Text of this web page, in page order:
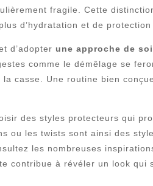
fragile. Cette
d’hydratation et de protection
d’adopter une approche de
comme le démêlage se
casse. Une routine bien
des styles protecteurs qui
ou les twists sont ainsi des
les nombreuses
contribue à révéler un look qui